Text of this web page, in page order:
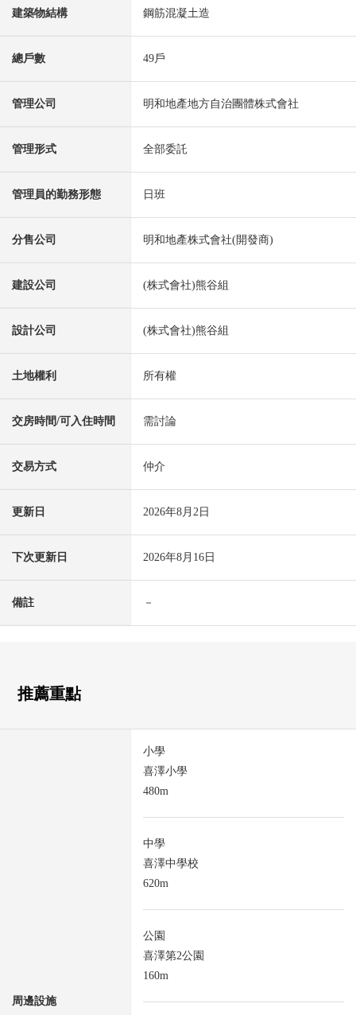
建築物結構 鋼筋混凝土造
總戶數 49戶
管理公司 明和地產地方自治團體株式會社
管理形式 全部委託
管理員的勤務形態 日班
分售公司 明和地產株式會社(開發商)
建設公司 (株式會社)熊谷組
設計公司 (株式會社)熊谷組
土地權利 所有權
交房時間/可入住時間 需討論
交易方式 仲介
更新日 2026年8月2日
下次更新日 2026年8月16日
備註 －
推薦重點
周邊設施
小學
喜澤小學
480m
中學
喜澤中學校
620m
公園
喜澤第2公園
160m